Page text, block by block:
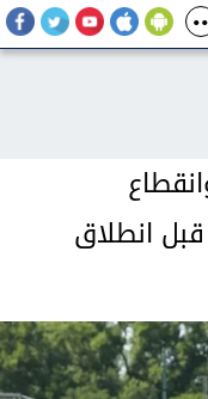
قبل انطلاق